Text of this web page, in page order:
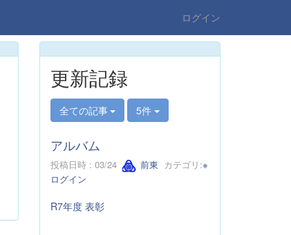
ログイン
更新記録
全ての記事 5件
アルバム
投稿日時 : 03/24 前東 カテゴリ:※
ログイン
R7年度 表彰